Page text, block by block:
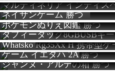
ネイサンゲーム勝つ
ポケモンぬりえ図鑑勝つ
ダフィーダック8GBUSBキー
Whatsko Rg35Xx H 携帯型ゲ
ゲーム イエタハ 2A勝つ
ジャンヌ・アルテの箱勝つ